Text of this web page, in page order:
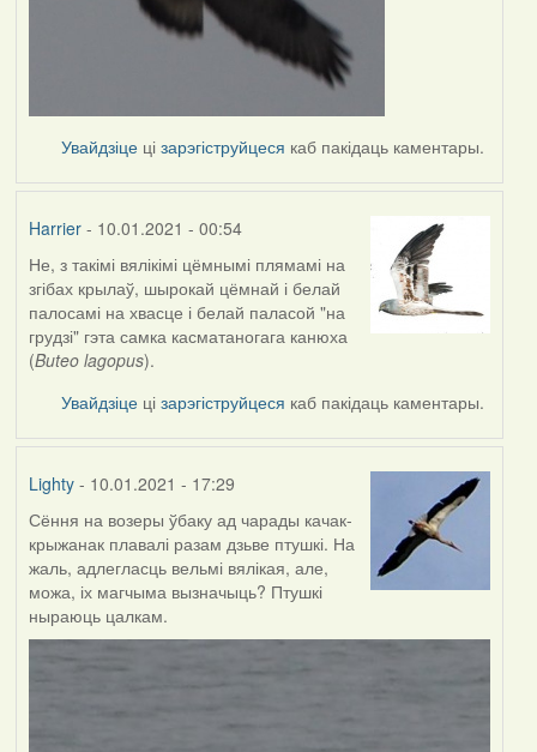
Увайдзіце цізарэгіструйцеся каб пакідаць каментары.
Harrier- 10.01.2021 - 00:54
In
reply
to
by
Lighty
Не, з такімі вялікімі цёмнымі плямамі на
згібах крылаў, шырокай цёмнай і белай
палосамі на хвасце і белай паласой "на
грудзі" гэта самка касматаногага канюха
(Buteo lagopus).
Увайдзіце цізарэгіструйцеся каб пакідаць каментары.
Lighty- 10.01.2021 - 17:29
Сёння на возеры ўбаку ад чарады качак-
крыжанак плавалі разам дзьве птушкі. На
жаль, адлегласць вельмі вялікая, але,
можа, іх магчыма вызначыць? Птушкі
ныраюць цалкам.